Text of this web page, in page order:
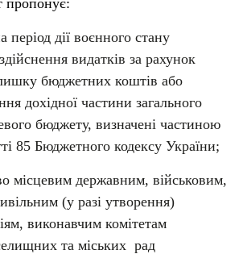
пропонує:
період дії воєнного стану
видатків за рахунок
бюджетних коштів або
дохідної частини загального
бюджету, визначені частиною
85 Бюджетного кодексу України;
місцевим державним, військовим,
(у разі утворення)
виконавчим комітетам
та міських рад